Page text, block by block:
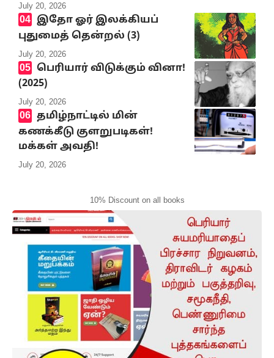
July 20, 2026
இதோ ஓர் இலக்கியப்
புதுமைத் தென்றல் (3)
July 20, 2026
பெரியார் விடுக்கும் வினா!
(2025)
July 20, 2026
தமிழ்நாட்டில் மின்
கணக்கீடு குளறுபடிகள்!
மக்கள் அவதி!
July 20, 2026
10% Discount on all books